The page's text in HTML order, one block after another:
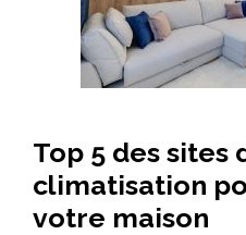
Top 5 des sites
climatisation
votre maison